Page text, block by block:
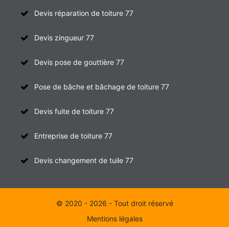
Devis réparation de toiture 77
Devis zingueur 77
Devis pose de gouttière 77
Pose de bâche et bâchage de toiture 77
Devis fuite de toiture 77
Entreprise de toiture 77
Devis changement de tuile 77
© 2020 - 2026 - Tout droit réservé
Mentions légales